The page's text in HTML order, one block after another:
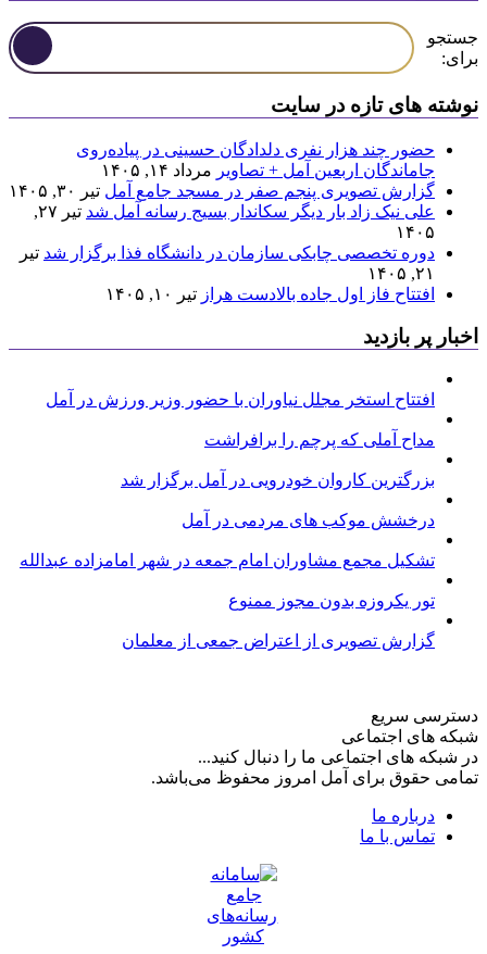
جستجو
برای:
نوشته های تازه در سایت
حضور چند هزار نفری دلدادگان حسینی در پیاده‌روی
جاماندگان اربعین آمل + تصاویر مرداد ۱۴, ۱۴۰۵
گزارش تصویری پنجم صفر در مسجد جامع آمل تیر ۳۰, ۱۴۰۵
علی نیک زاد بار دیگر سکاندار بسیج رسانه آمل شد
تیر ۲۷,
۱۴۰۵
دوره تخصصی چابکی سازمان در دانشگاه فذا برگزار شد تیر
۲۱, ۱۴۰۵
افتتاح فاز اول جاده بالادست هراز تیر ۱۰, ۱۴۰۵
اخبار پر بازدید
افتتاح استخر مجلل نیاوران با حضور وزیر ورزش در آمل
مداح آملی که پرچم را برافراشت
بزرگترین کاروان خودرویی در آمل برگزار شد
درخشش موکب های مردمی در آمل
تشکیل مجمع مشاوران امام جمعه در شهر امامزاده عبدالله
تور یکروزه بدون مجوز ممنوع
گزارش تصویری از اعتراض جمعی از معلمان
دسترسی سریع
شبکه های اجتماعی
در شبکه های اجتماعی ما را دنبال کنید...
تمامی حقوق برای آمل امروز محفوظ می‌باشد.
درباره ما
تماس با ما